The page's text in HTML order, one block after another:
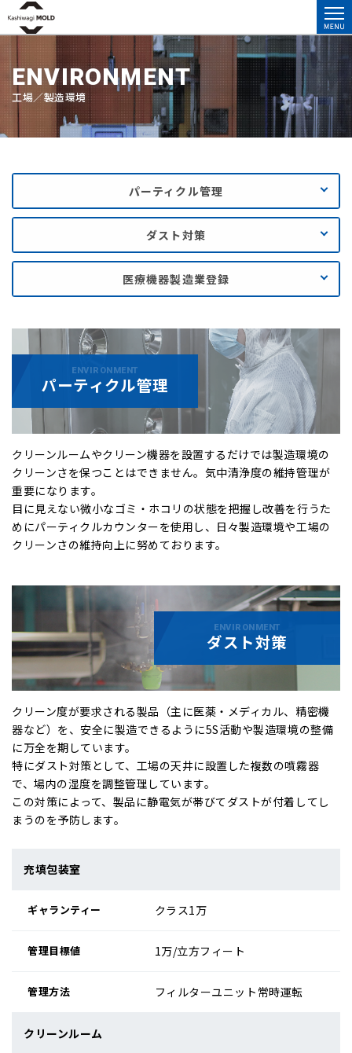
ENVIRONMENT
工場／製造環境
パーティクル管理
ダスト対策
医療機器製造業登録
ENVIRONMENT
パーティクル管理
クリーンルームやクリーン機器を設置するだけでは製造環境の
クリーンさを保つことはできません。 気中清浄度の維持管理が
重要になります。
目に見えない微小なゴミ・ホコリの状態を把握し改善を行うた
めにパーティクルカウンターを使用し、日々製造環境や工場の
クリーンさの維持向上に努めております。
ENVIRONMENT
ダスト対策
クリーン度が要求される製品（主に医薬・メディカル、精密機
器など）を、安全に製造できるように5S活動や製造環境の整備
に万全を期しています。
特にダスト対策として、工場の天井に設置した複数の噴霧器
で、場内の湿度を調整管理しています。
この対策によって、製品に静電気が帯びてダストが付着してし
まうのを予防します。
充填包装室
クラス1万
1万/立方フィート
フィルターユニット常時運転
クリーンルーム